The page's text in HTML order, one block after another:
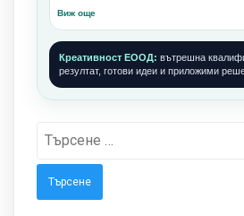
Виж още
Креативност ЕООД: вътрешна
резултат, готови идеи и приложими
Търсене